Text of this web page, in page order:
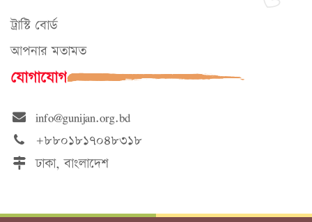
ট্রাস্টি বোর্ড
আপনার মতামত
যোগাযোগ
info@gunijan.org.bd
+৮৮০১৮১৭০৪৮৩১৮
ঢাকা, বাংলাদেশ